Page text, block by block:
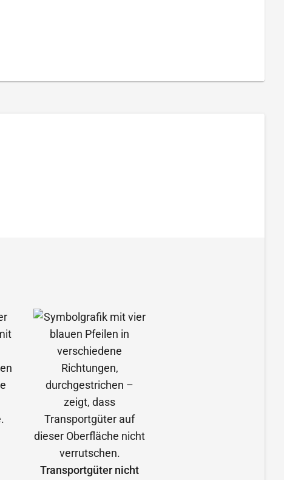
Transportgüter nicht